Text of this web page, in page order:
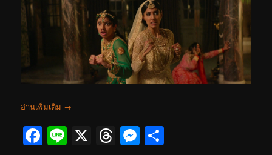
อ่านเพิ่มเติม →
Facebook
Line
X Threads
Messenger